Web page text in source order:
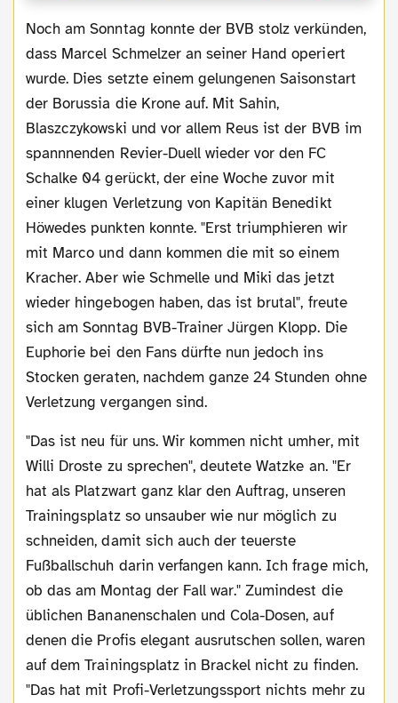
Noch am Sonntag konnte der BVB stolz verkünden,
dass Marcel Schmelzer an seiner Hand operiert
wurde. Dies setzte einem gelungenen Saisonstart
der Borussia die Krone auf. Mit Sahin,
Blaszczykowski und vor allem Reus ist der BVB im
spannnenden Revier-Duell wieder vor den FC
Schalke 04 gerückt, der eine Woche zuvor mit
einer klugen Verletzung von Kapitän Benedikt
Höwedes punkten konnte. "Erst triumphieren wir
mit Marco und dann kommen die mit so einem
Kracher. Aber wie Schmelle und Miki das jetzt
wieder hingebogen haben, das ist brutal", freute
sich am Sonntag BVB-Trainer Jürgen Klopp. Die
Euphorie bei den Fans dürfte nun jedoch ins
Stocken geraten, nachdem ganze 24 Stunden ohne
Verletzung vergangen sind.
"Das ist neu für uns. Wir kommen nicht umher, mit
Willi Droste zu sprechen", deutete Watzke an. "Er
hat als Platzwart ganz klar den Auftrag, unseren
Trainingsplatz so unsauber wie nur möglich zu
schneiden, damit sich auch der teuerste
Fußballschuh darin verfangen kann. Ich frage mich,
ob das am Montag der Fall war." Zumindest die
üblichen Bananenschalen und Cola-Dosen, auf
denen die Profis elegant ausrutschen sollen, waren
auf dem Trainingsplatz in Brackel nicht zu finden.
"Das hat mit Profi-Verletzungssport nichts mehr zu